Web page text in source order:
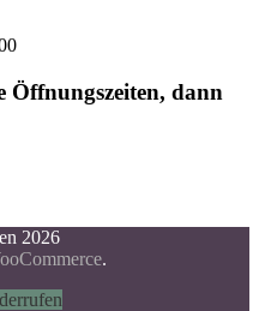
Öffnungszeiten, dann
2026
.